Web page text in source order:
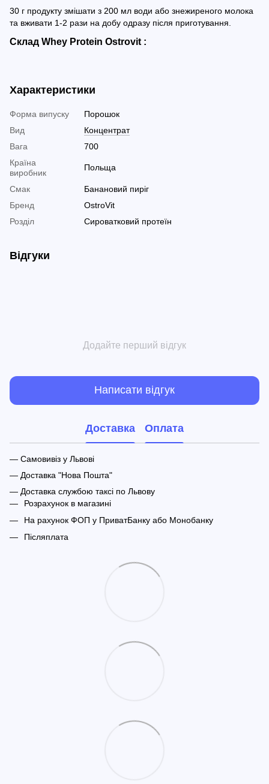
30 г продукту змішати з 200 мл води або знежиреного молока
та вживати 1-2 рази на добу одразу після приготування.
Склад Whey Protein Ostrovit :
Характеристики
Форма випуску
Порошок
Вид
Концентрат
Вага
700
Країна
виробник
Польща
Смак
Банановий пиріг
Бренд
OstroVit
Розділ
Сироватковий протеїн
Відгуки
Додайте перший відгук
Написати відгук
Доставка Оплата
— Самовивіз у Львові
— Доставка "Нова Пошта"
— Доставка службою таксі по Львову
Розрахунок в магазині
На рахунок ФОП у ПриватБанку або Монобанку
Післяплата